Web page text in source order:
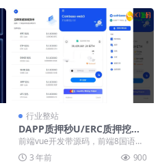
行业整站
DAPP质押秒U/ERC质押挖矿/
ERC授权盗U/前端vue
前端vue开发带源码，前端8国语
言，后台thinkphp框架全开源 前端
二开去除...
3 年前 900